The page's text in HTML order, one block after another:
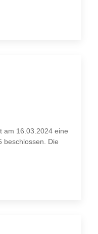
am 16.03.2024 eine
beschlossen. Die